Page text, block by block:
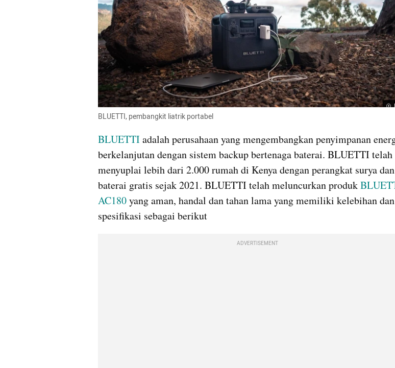
BLUETTI, pembangkit liatrik portabel
BLUETTI adalah perusahaan yang mengembangkan penyimpanan
berkelanjutan dengan sistem backup bertenaga baterai. BLUETTI telah
menyuplai lebih dari 2.000 rumah di Kenya dengan perangkat surya dan
baterai gratis sejak 2021. BLUETTI telah meluncurkan produk
AC180 yang aman, handal dan tahan lama yang memiliki kelebihan dan
spesifikasi sebagai berikut
ADVERTISEMENT